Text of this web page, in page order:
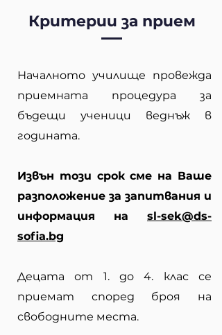
Критерии за прием
Началното училище провежда
приемната процедура за
бъдещи ученици веднъж в
годината.
Извън този срок сме на Ваше
разположение за запитвания и
информация на sl-sek@ds-
sofia.bg
Децата от 1. до 4. клас се
приемат според броя на
свободните места.